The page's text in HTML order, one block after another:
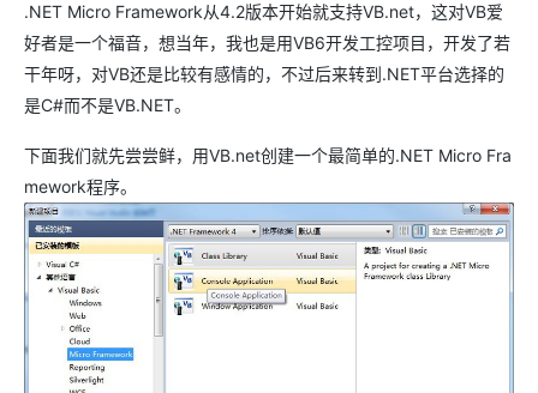
.NET Micro Framework从4.2版本开始就支持VB.net，这对VB爱
好者是一个福音，想当年，我也是用VB6开发工控项目，开发了若
干年呀，对VB还是比较有感情的，不过后来转到.NET平台选择的
是C#而不是VB.NET。
下面我们就先尝尝鲜，用VB.net创建一个最简单的.NET Micro Fra
mework程序。